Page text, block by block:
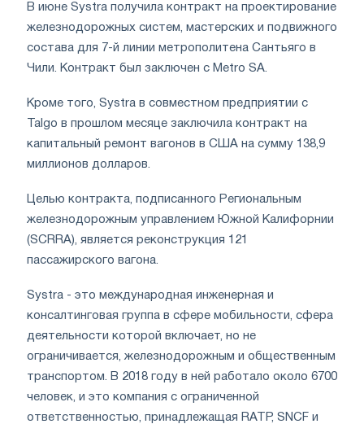
В июне Systra получила контракт на проектирование
железнодорожных систем, мастерских и подвижного
состава для 7-й линии метрополитена Сантьяго в
Чили. Контракт был заключен с Metro SA.
Кроме того, Systra в совместном предприятии с
Talgo в прошлом месяце заключила контракт на
капитальный ремонт вагонов в США на сумму 138,9
миллионов долларов.
Целью контракта, подписанного Региональным
железнодорожным управлением Южной Калифорнии
(SCRRA), является реконструкция 121
пассажирского вагона.
Systra - это международная инженерная и
консалтинговая группа в сфере мобильности, сфера
деятельности которой включает, но не
ограничивается, железнодорожным и общественным
транспортом. В 2018 году в ней работало около 6700
человек, и это компания с ограниченной
ответственностью, принадлежащая RATP, SNCF и